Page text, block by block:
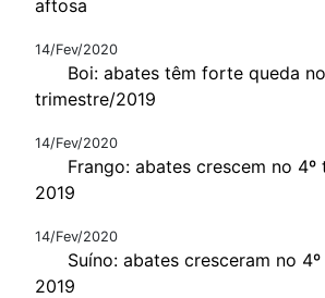
aftosa
14/Fev/2020
Boi: abates têm forte queda
trimestre/2019
14/Fev/2020
Frango: abates crescem no
2019
14/Fev/2020
Suíno: abates cresceram no
2019